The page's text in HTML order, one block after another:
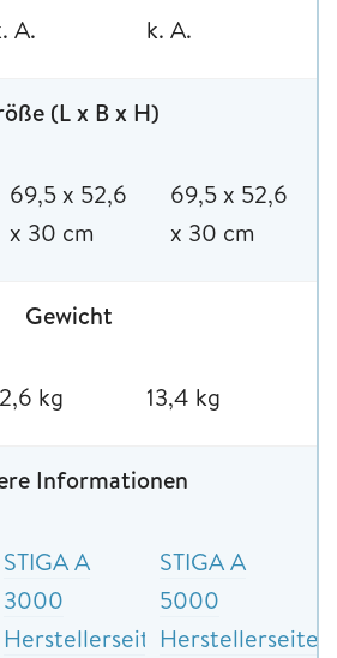
A. k. A.
(L x B x H)
69,5 x 52,6
x 30 cm
69,5 x 52,6
x 30 cm
Gewicht
kg 13,4 kg
Informationen
STIGA A
3000
Herstellerseite
STIGA A
5000
Herstellerseite